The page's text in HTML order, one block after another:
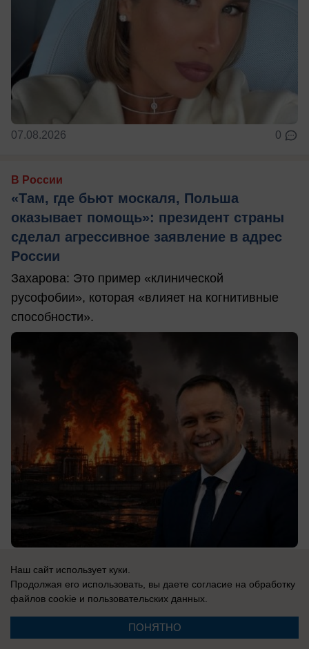
07.08.2026 0
В России
«Там, где бьют москаля, Польша
оказывает помощь»: президент страны
сделал агрессивное заявление в адрес
России
Захарова: Это пример «клинической
русофобии», которая «влияет на когнитивные
способности».
В России
«Были накопления — теперь их нет»:
россияне зарабатывают больше
Наш сайт использует куки.
Продолжая его использовать, вы даете согласие на обработку
файлов cookie и пользовательских данных.
ПОНЯТНО